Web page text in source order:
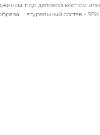
под деловой костюм
Натуральный состав -